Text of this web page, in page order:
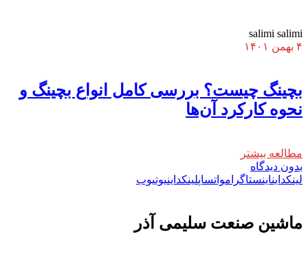
salimi salimi
۴ بهمن ۱۴۰۱
بچینگ چیست؟ بررسی کامل انواع بچینگ و
نحوه کارکرد آن‌ها
مطالعه بیشتر
بدون دیدگاه
لینکدایناینستاگرامواتساپلینکداینیوتیوب
ماشين صنعت سليمی آذر